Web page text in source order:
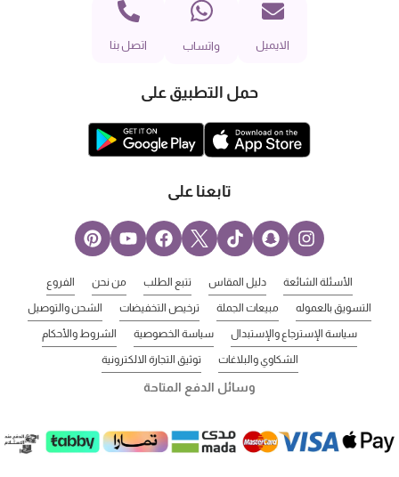
الايميل واتساب اتصل بنا
حمل التطبيق على
تابعنا على
الأسئلة الشائعة دليل المقاس تتبع الطلب من نحن الفروع
التسويق بالعموله مبيعات الجملة ترخيص التخفيضات الشحن والتوصيل
سياسة الإسترجاع والإستبدال سياسة الخصوصية الشروط والأحكام
الشكاوي والبلاغات توثيق التجارة الالكترونية
وسائل الدفع المتاحة